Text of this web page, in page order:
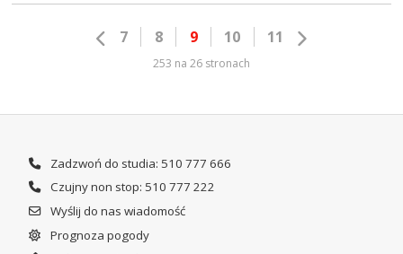
7 8 9 10 11
253 na 26 stronach
Zadzwoń do studia: 510 777 666
Czujny non stop: 510 777 222
Wyślij do nas wiadomość
Prognoza pogody